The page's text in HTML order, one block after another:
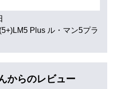
Plus ル・マン5プラ
からのレビュー